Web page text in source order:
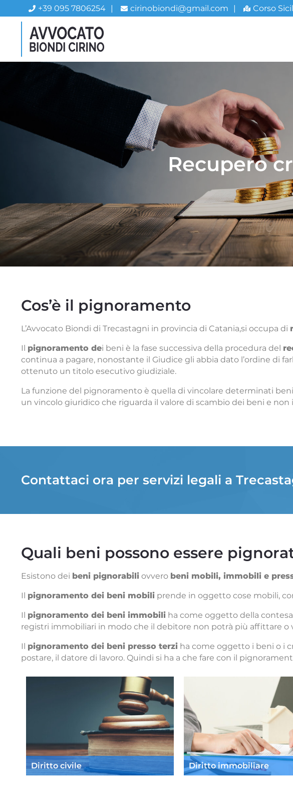
+39 095 7806254 | cirinobiondi@gmail.com | Corso
Recupero
Cos’è il pignoramento
L’Avvocato Biondi di Trecastagni in provincia di Catania,si occupa di
Il pignoramento dei beni è la fase successiva della procedura del
continua a pagare, nonostante il Giudice gli abbia dato l’ordine di
ottenuto un titolo esecutivo giudiziale.
La funzione del pignoramento è quella di vincolare determinati
un vincolo giuridico che riguarda il valore di scambio dei beni e non
Contattaci ora per servizi legali a
Quali beni possono essere
Esistono dei beni pignorabili ovvero beni mobili, immobili e
Il pignoramento dei beni mobili prende in oggetto cose mobili,
Il pignoramento dei beni immobili ha come oggetto della
registri immobiliari in modo che il debitore non potrà più affittare o
Il pignoramento dei beni presso terzi ha come oggetto i beni o i
postare, il datore di lavoro. Quindi si ha a che fare con il
Diritto civile Diritto immobiliare